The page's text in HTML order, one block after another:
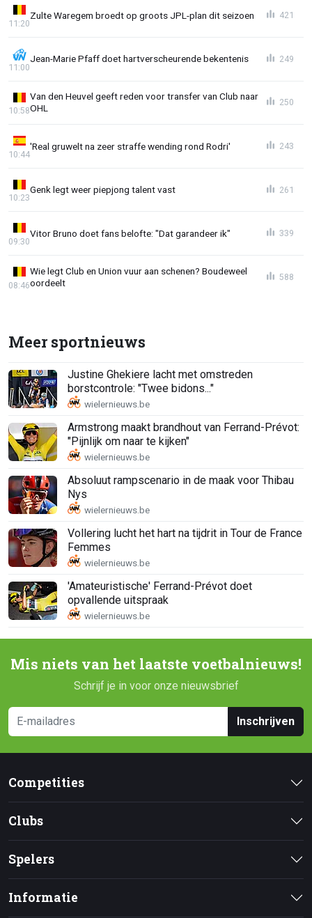
Zulte Waregem broedt op groots JPL-plan dit seizoen
11:20
421
Jean-Marie Pfaff doet hartverscheurende bekentenis
11:00
249
Van den Heuvel geeft reden voor transfer van Club naar
OHL
10:58
250
'Real gruwelt na zeer straffe wending rond Rodri'
10:44
243
Genk legt weer piepjong talent vast
10:23
261
Vitor Bruno doet fans belofte: "Dat garandeer ik"
09:30
339
Wie legt Club en Union vuur aan schenen? Boudeweel
oordeelt
08:46
588
Meer sportnieuws
Justine Ghekiere lacht met omstreden
borstcontrole: "Twee bidons..."
Armstrong maakt brandhout van Ferrand-Prévot:
"Pijnlijk om naar te kijken"
Absoluut rampscenario in de maak voor Thibau
Nys
Vollering lucht het hart na tijdrit in Tour de France
Femmes
'Amateuristische' Ferrand-Prévot doet
opvallende uitspraak
Mis niets van het laatste voetbalnieuws!
Schrijf je in voor onze nieuwsbrief
Inschrijven
Competities
Clubs
Spelers
Informatie